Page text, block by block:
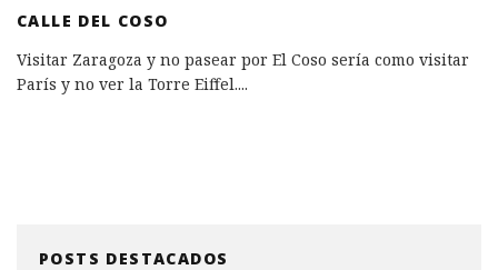
CALLE DEL COSO
Visitar Zaragoza y no pasear por El Coso sería como visitar
París y no ver la Torre Eiffel....
POSTS DESTACADOS